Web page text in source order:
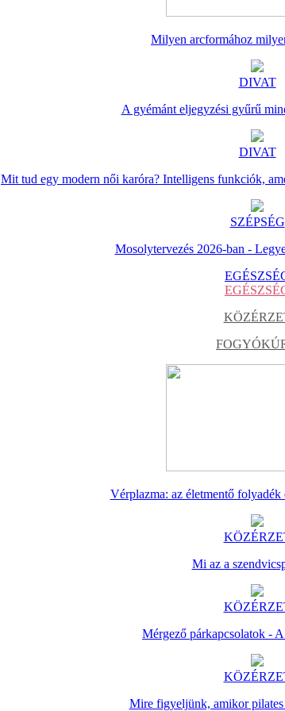
Milyen arcformához
DIVAT
A gyémánt eljegyzési gyűrű
DIVAT
Mit tud egy modern női karóra? Intelligens funkciók,
SZÉPSÉG
Mosolytervezés 2026-ban -
Vérplazma: az életmentő folyadék
Mi az a
Mérgező párkapcsolatok -
Mire figyeljünk, amikor pilates